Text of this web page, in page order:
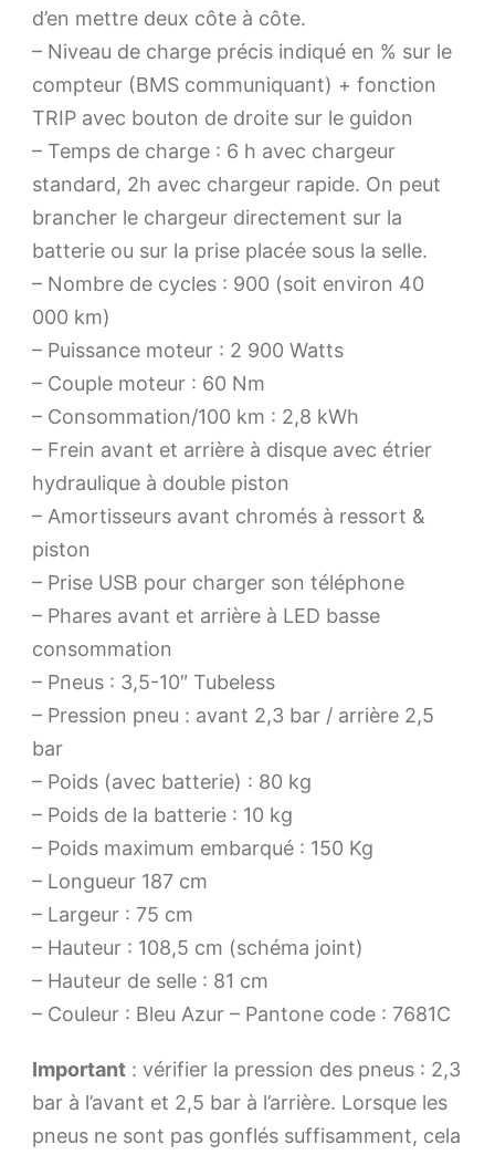
d’en mettre deux côte à côte.
– Niveau de charge précis indiqué en % sur le
compteur (BMS communiquant) + fonction
TRIP avec bouton de droite sur le guidon
– Temps de charge : 6 h avec chargeur
standard, 2h avec chargeur rapide. On peut
brancher le chargeur directement sur la
batterie ou sur la prise placée sous la selle.
– Nombre de cycles : 900 (soit environ 40
000 km)
– Puissance moteur : 2 900 Watts
– Couple moteur : 60 Nm
– Consommation/100 km : 2,8 kWh
– Frein avant et arrière à disque avec étrier
hydraulique à double piston
– Amortisseurs avant chromés à ressort &
piston
– Prise USB pour charger son téléphone
– Phares avant et arrière à LED basse
consommation
– Pneus : 3,5-10″ Tubeless
– Pression pneu : avant 2,3 bar / arrière 2,5
bar
– Poids (avec batterie) : 80 kg
– Poids de la batterie : 10 kg
– Poids maximum embarqué : 150 Kg
– Longueur 187 cm
– Largeur : 75 cm
– Hauteur : 108,5 cm (schéma joint)
– Hauteur de selle : 81 cm
– Couleur : Bleu Azur – Pantone code : 7681C
Important : vérifier la pression des pneus : 2,3
bar à l’avant et 2,5 bar à l’arrière. Lorsque les
pneus ne sont pas gonflés suffisamment, cela